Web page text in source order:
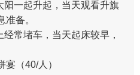
阳一起升起，当天观看升旗
备。
常堵车，当天起床较早，
（40/人）